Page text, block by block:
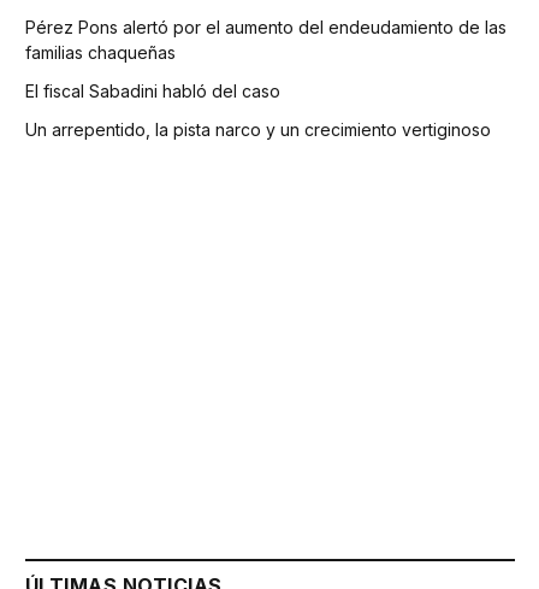
Pérez Pons alertó por el aumento del endeudamiento de las
familias chaqueñas
El fiscal Sabadini habló del caso
Un arrepentido, la pista narco y un crecimiento vertiginoso